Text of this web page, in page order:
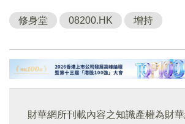
修身堂 08200.HK 增持
財華網所刊載內容之知識產權為財